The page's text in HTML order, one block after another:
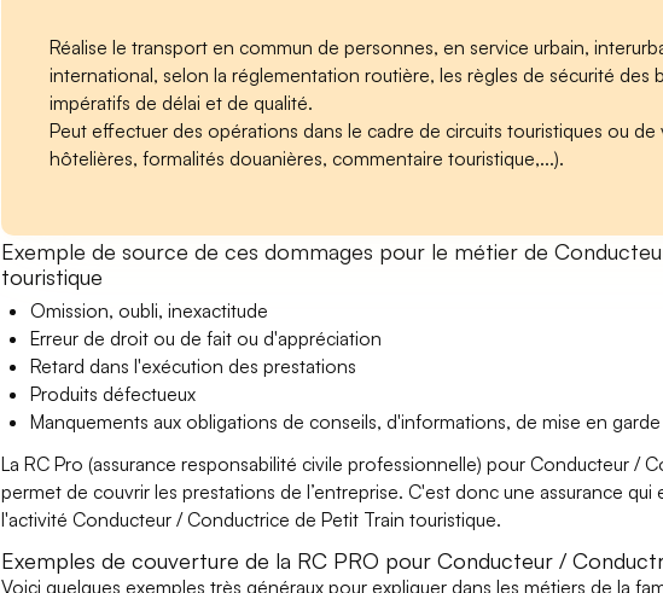
Réalise le transport en commun de personnes, en service urbain,
international, selon la réglementation routière, les règles de sécurité des
impératifs de délai et de qualité.
Peut effectuer des opérations dans le cadre de circuits touristiques ou
hôtelières, formalités douanières, commentaire touristique,...).
Exemple de source de ces dommages pour le métier de
touristique
Omission, oubli, inexactitude
Erreur de droit ou de fait ou d'appréciation
Retard dans l'exécution des prestations
Produits défectueux
Manquements aux obligations de conseils, d'informations, de mise en
La RC Pro (assurance responsabilité civile professionnelle) pour Conducteur /
permet de couvrir les prestations de l’entreprise. C'est donc une assurance
l'activité Conducteur / Conductrice de Petit Train touristique.
Exemples de couverture de la RC PRO pour Conducteur /
Voici quelques exemples très généraux pour expliquer dans les métiers de la